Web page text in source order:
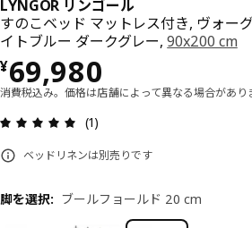
LYNGÖR リンゴール
すのこベッド マットレス付き, ヴォー
イトブルー ダークグレー,90x200 cm
¥69,980
価格 ¥ 69980
消費税込み。価格は店舗によって異なる場合があり
(1)
ベッドリネンは別売りです
脚を選択: ブールフョールド 20 cm